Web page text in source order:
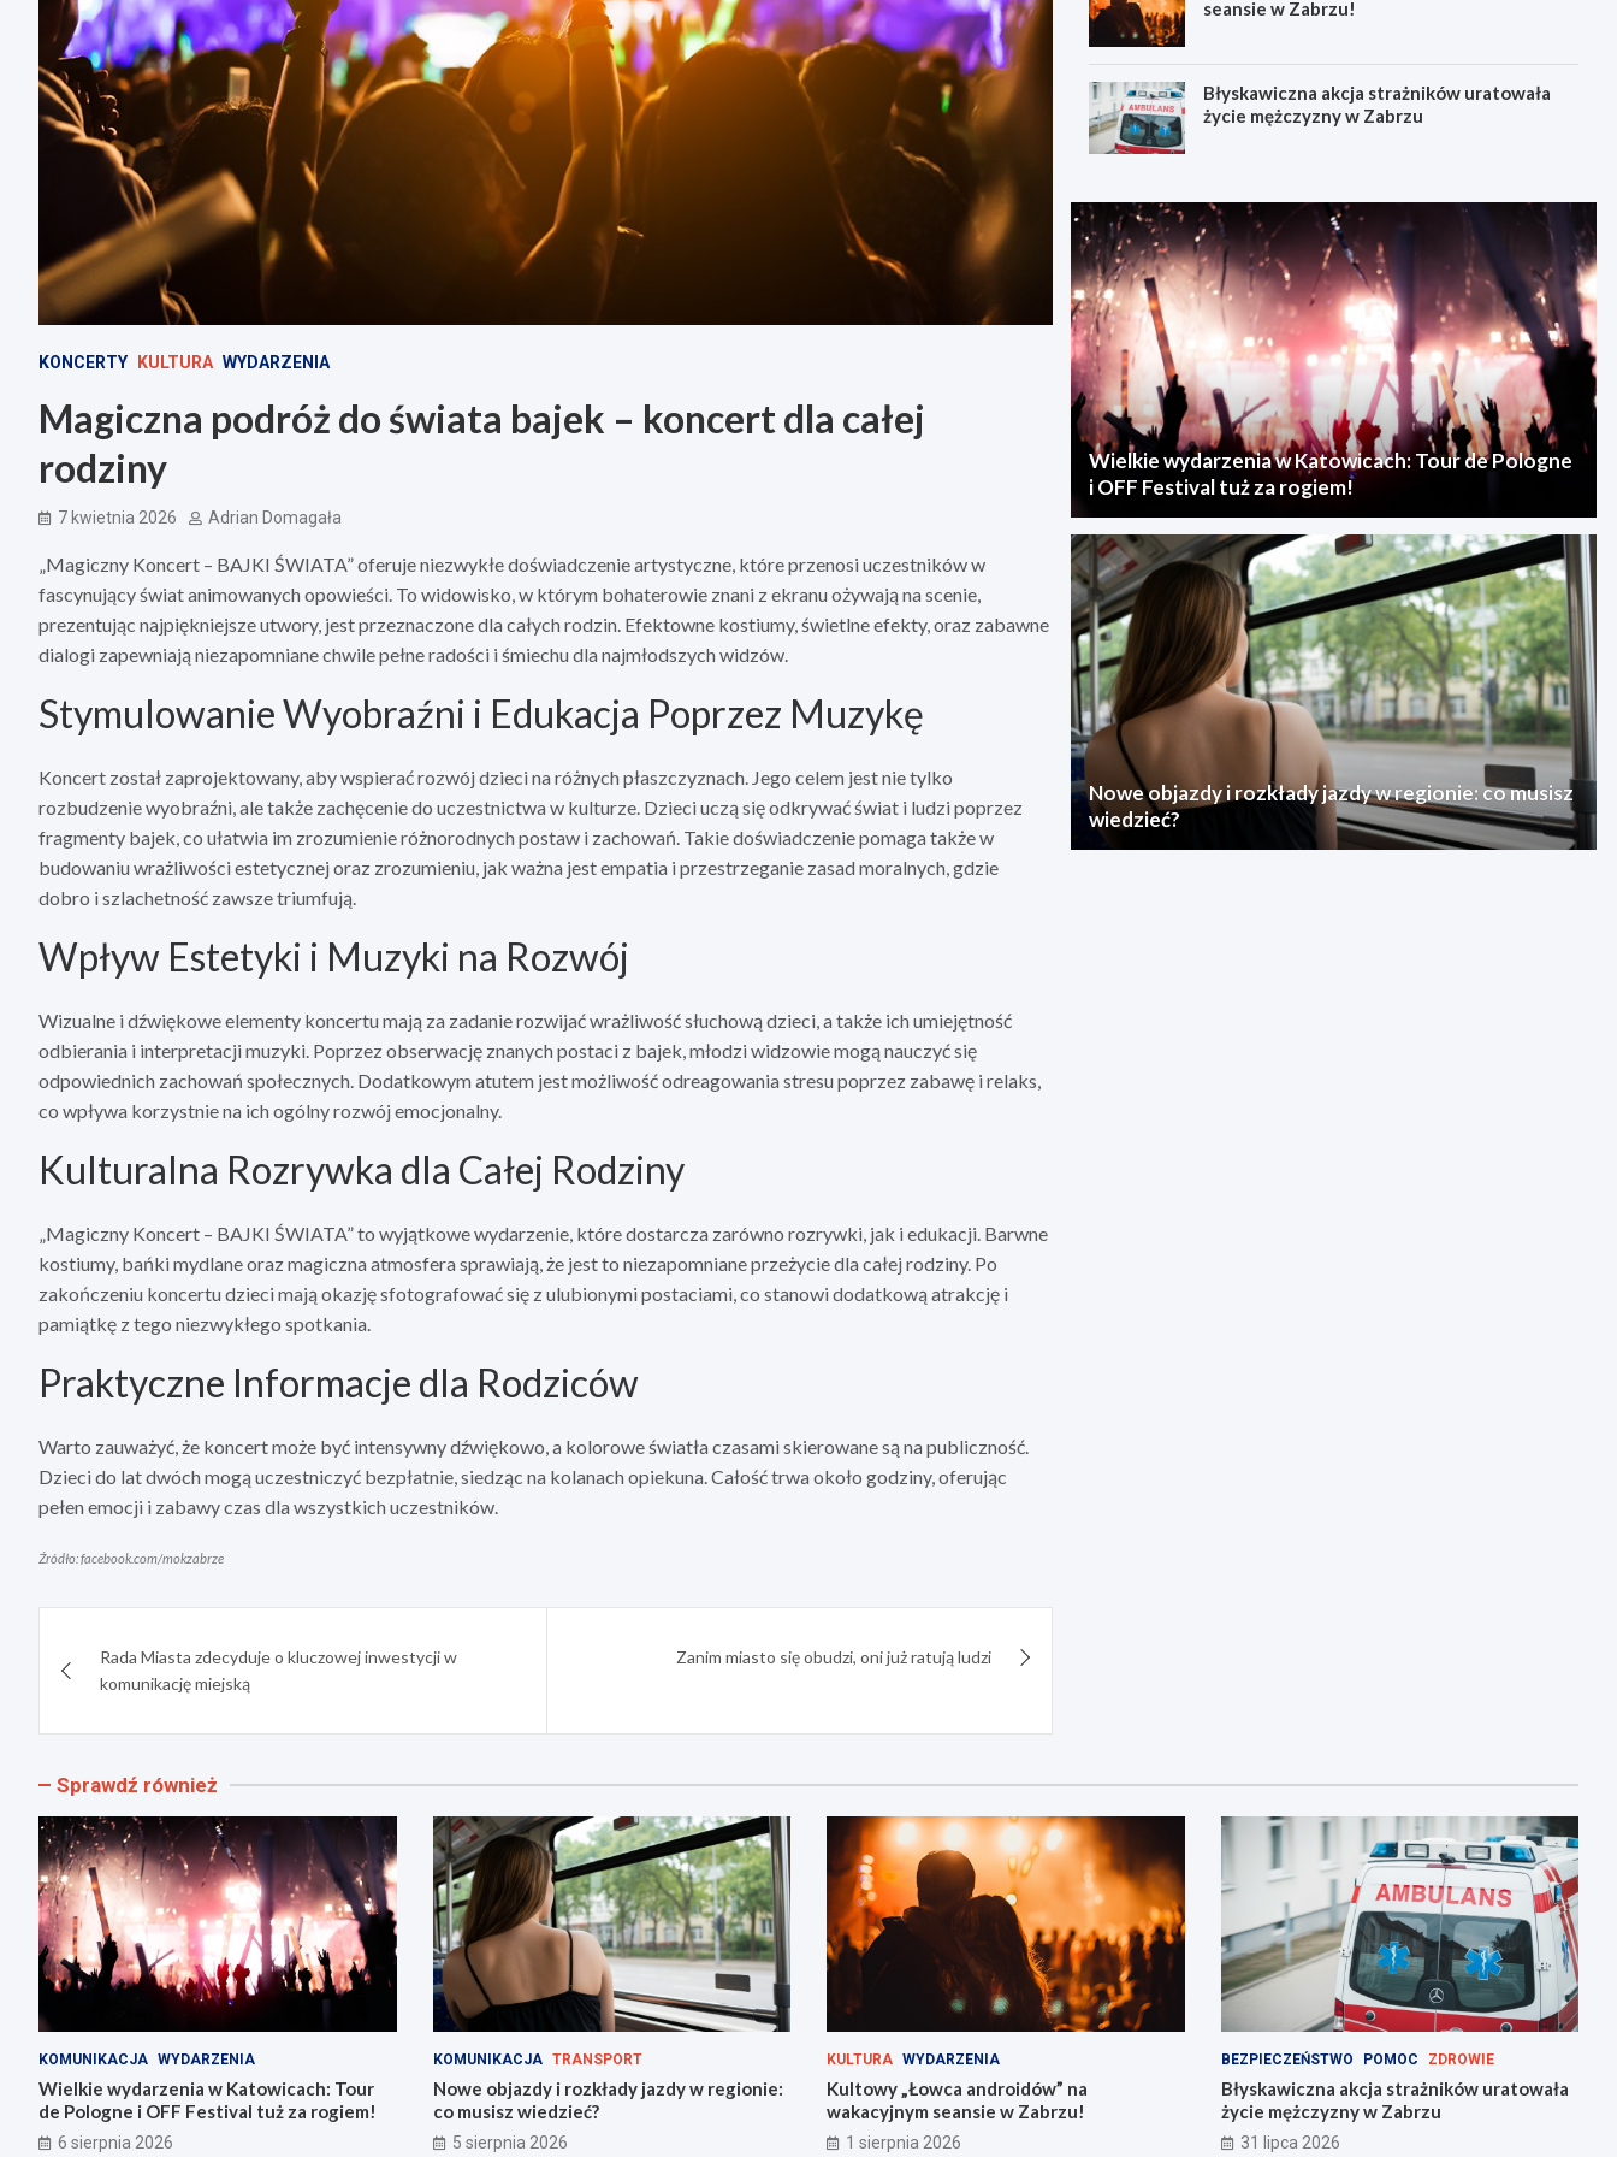
KONCERTY KULTURA WYDARZENIA
Magiczna podróż do świata bajek – koncert dla całej
rodziny
7 kwietnia 2026 Adrian Domagała
„Magiczny Koncert – BAJKI ŚWIATA” oferuje niezwykłe doświadczenie artystyczne, które przenosi uczestników w
fascynujący świat animowanych opowieści. To widowisko, w którym bohaterowie znani z ekranu ożywają na scenie,
prezentując najpiękniejsze utwory, jest przeznaczone dla całych rodzin. Efektowne kostiumy, świetlne efekty, oraz zabawne
dialogi zapewniają niezapomniane chwile pełne radości i śmiechu dla najmłodszych widzów.
Stymulowanie Wyobraźni i Edukacja Poprzez Muzykę
Koncert został zaprojektowany, aby wspierać rozwój dzieci na różnych płaszczyznach. Jego celem jest nie tylko
rozbudzenie wyobraźni, ale także zachęcenie do uczestnictwa w kulturze. Dzieci uczą się odkrywać świat i ludzi poprzez
fragmenty bajek, co ułatwia im zrozumienie różnorodnych postaw i zachowań. Takie doświadczenie pomaga także w
budowaniu wrażliwości estetycznej oraz zrozumieniu, jak ważna jest empatia i przestrzeganie zasad moralnych, gdzie
dobro i szlachetność zawsze triumfują.
Wpływ Estetyki i Muzyki na Rozwój
Wizualne i dźwiękowe elementy koncertu mają za zadanie rozwijać wrażliwość słuchową dzieci, a także ich umiejętność
odbierania i interpretacji muzyki. Poprzez obserwację znanych postaci z bajek, młodzi widzowie mogą nauczyć się
odpowiednich zachowań społecznych. Dodatkowym atutem jest możliwość odreagowania stresu poprzez zabawę i relaks,
co wpływa korzystnie na ich ogólny rozwój emocjonalny.
Kulturalna Rozrywka dla Całej Rodziny
„Magiczny Koncert – BAJKI ŚWIATA” to wyjątkowe wydarzenie, które dostarcza zarówno rozrywki, jak i edukacji. Barwne
kostiumy, bańki mydlane oraz magiczna atmosfera sprawiają, że jest to niezapomniane przeżycie dla całej rodziny. Po
zakończeniu koncertu dzieci mają okazję sfotografować się z ulubionymi postaciami, co stanowi dodatkową atrakcję i
pamiątkę z tego niezwykłego spotkania.
Praktyczne Informacje dla Rodziców
Warto zauważyć, że koncert może być intensywny dźwiękowo, a kolorowe światła czasami skierowane są na publiczność.
Dzieci do lat dwóch mogą uczestniczyć bezpłatnie, siedząc na kolanach opiekuna. Całość trwa około godziny, oferując
pełen emocji i zabawy czas dla wszystkich uczestników.
Źródło: facebook.com/mokzabrze
wpisuRada Miasta zdecyduje o kluczowej inwestycji w
komunikację miejską
Zanim miasto się obudzi, oni już ratują ludzi
seansie w Zabrzu!
Błyskawiczna akcja strażników uratowała
życie mężczyzny w Zabrzu
Wielkie wydarzenia w Katowicach: Tour de Pologne
i OFF Festival tuż za rogiem!
Nowe objazdy i rozkłady jazdy w regionie: co musisz
wiedzieć?
Sprawdź również
KOMUNIKACJA WYDARZENIA
Wielkie wydarzenia w Katowicach: Tour
de Pologne i OFF Festival tuż za rogiem!
6 sierpnia 2026
KOMUNIKACJA TRANSPORT
Nowe objazdy i rozkłady jazdy w regionie:
co musisz wiedzieć?
5 sierpnia 2026
KULTURA WYDARZENIA
Kultowy „Łowca androidów” na
wakacyjnym seansie w Zabrzu!
1 sierpnia 2026
BEZPIECZEŃSTWO POMOC ZDROWIE
Błyskawiczna akcja strażników uratowała
życie mężczyzny w Zabrzu
31 lipca 2026